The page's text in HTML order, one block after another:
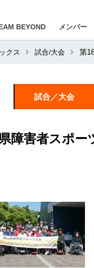
BEYOND メンバー
クス 試合/大会 第
試合／大会
障害者スポ